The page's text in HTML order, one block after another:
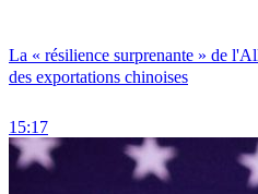
La « résilience surprenante » de
des exportations chinoises
15:17